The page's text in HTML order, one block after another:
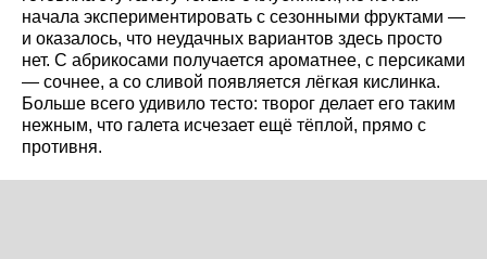
начала экспериментировать с сезонными фруктами —
и оказалось, что неудачных вариантов здесь просто
нет. С абрикосами получается ароматнее, с персиками
— сочнее, а со сливой появляется лёгкая кислинка.
Больше всего удивило тесто: творог делает его таким
нежным, что галета исчезает ещё тёплой, прямо с
противня.